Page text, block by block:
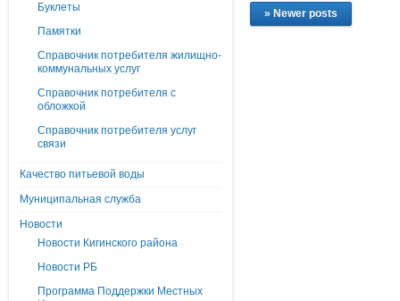
Буклеты
Памятки
Справочник потребителя жилищно-
коммунальных услуг
Справочник потребителя с
обложкой
Справочник потребителя услуг
связи
Качество питьевой воды
Муниципальная служба
Новости
Новости Кигинского района
Новости РБ
Программа Поддержки Местных
» Newer posts